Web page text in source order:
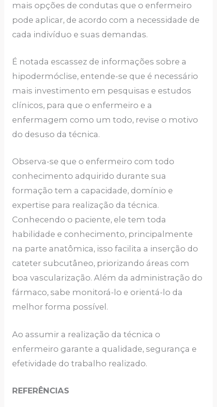
mais opções de condutas que o enfermeiro
pode aplicar, de acordo com a necessidade de
cada indivíduo e suas demandas.
É notada escassez de informações sobre a
hipodermóclise, entende-se que é necessário
mais investimento em pesquisas e estudos
clínicos, para que o enfermeiro e a
enfermagem como um todo, revise o motivo
do desuso da técnica.
Observa-se que o enfermeiro com todo
conhecimento adquirido durante sua
formação tem a capacidade, domínio e
expertise para realização da técnica.
Conhecendo o paciente, ele tem toda
habilidade e conhecimento, principalmente
na parte anatômica, isso facilita a inserção do
cateter subcutâneo, priorizando áreas com
boa vascularização. Além da administração do
fármaco, sabe monitorá-lo e orientá-lo da
melhor forma possível.
Ao assumir a realização da técnica o
enfermeiro garante a qualidade, segurança e
efetividade do trabalho realizado.
REFERÊNCIAS